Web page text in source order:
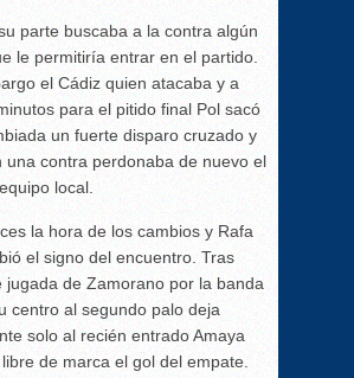
parte buscaba a la contra algún
le permitiría entrar en el partido.
el Cádiz quien atacaba y a
para el pitido final Pol sacó
un fuerte disparo cruzado y
una contra perdonaba de nuevo el
local.
la hora de los cambios y Rafa
el signo del encuentro. Tras
jugada de Zamorano por la banda
centro al segundo palo deja
solo al recién entrado Amaya
de marca el gol del empate.